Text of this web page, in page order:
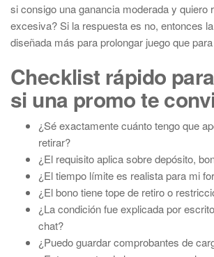
si consigo una ganancia moderada y quiero
excesiva? Si la respuesta es no, entonces
diseñada más para prolongar juego que
Checklist rápido
si una promo te
¿Sé exactamente cuánto tengo que
retirar?
¿El requisito aplica sobre depósito,
¿El tiempo límite es realista para mi
¿El bono tiene tope de retiro o
¿La condición fue explicada por
chat?
¿Puedo guardar comprobantes de